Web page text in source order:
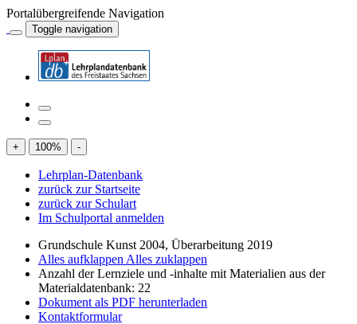
Portalübergreifende Navigation
Toggle navigation
+ 100% -
Lehrplan-Datenbank
zurück zur Startseite
zurück zur Schulart
Im Schulportal anmelden
Grundschule Kunst 2004, Überarbeitung 2019
Alles aufklappen Alles zuklappen
Anzahl der Lernziele und -inhalte mit Materialien aus der
Materialdatenbank: 22
Dokument als PDF herunterladen
Kontaktformular